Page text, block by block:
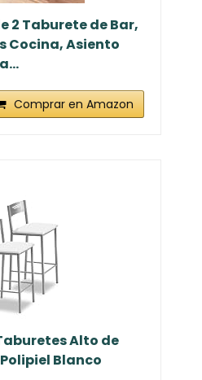
2 Taburete de Bar,
Cocina, Asiento
Comprar en Amazon
Alto de
Blanco